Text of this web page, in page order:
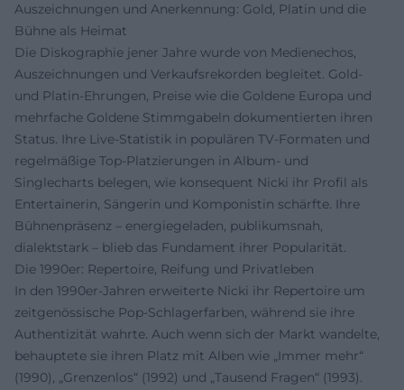
Auszeichnungen und Anerkennung: Gold, Platin und die
Bühne als Heimat
Die Diskographie jener Jahre wurde von Medienechos,
Auszeichnungen und Verkaufsrekorden begleitet. Gold-
und Platin-Ehrungen, Preise wie die Goldene Europa und
mehrfache Goldene Stimmgabeln dokumentierten ihren
Status. Ihre Live-Statistik in populären TV-Formaten und
regelmäßige Top-Platzierungen in Album- und
Singlecharts belegen, wie konsequent Nicki ihr Profil als
Entertainerin, Sängerin und Komponistin schärfte. Ihre
Bühnenpräsenz – energiegeladen, publikumsnah,
dialektstark – blieb das Fundament ihrer Popularität.
Die 1990er: Repertoire, Reifung und Privatleben
In den 1990er-Jahren erweiterte Nicki ihr Repertoire um
zeitgenössische Pop-Schlagerfarben, während sie ihre
Authentizität wahrte. Auch wenn sich der Markt wandelte,
behauptete sie ihren Platz mit Alben wie „Immer mehr“
(1990), „Grenzenlos“ (1992) und „Tausend Fragen“ (1993).